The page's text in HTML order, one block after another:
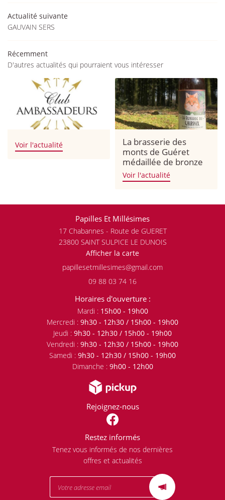
services
cave
En images
Avis
Actualités
Restez
INSCRIPTION
Actualité suivante
GAUVAIN SERS
Récemment
D'autres actualités qui pourraient vous intéresser
Voir l'actualité
La brasserie des
monts de Guéret
médaillée de bronze
Voir l'actualité
Papilles Et Millésimes
17 Chabannes - Route de GUERET
23800 SAINT SULPICE LE DUNOIS
Afficher la carte
09 88 03 74 16
Horaires d'ouverture :
Mardi : 15h00 - 19h00
Mercredi : 9h30 - 12h30 / 15h00 - 19h00
Jeudi : 9h30 - 12h30 / 15h00 - 19h00
Vendredi : 9h30 - 12h30 / 15h00 - 19h00
Samedi : 9h30 - 12h30 / 15h00 - 19h00
Dimanche : 9h00 - 12h00
Rejoignez-nous
Restez informés
Tenez vous informés de nos dernières
offres et actualités